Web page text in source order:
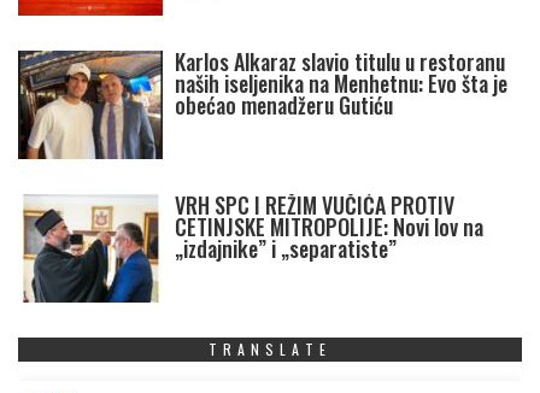
Karlos Alkaraz slavio titulu u restoranu
naših iseljenika na Menhetnu: Evo šta je
obećao menadžeru Gutiću
VRH SPC I REŽIM VUČIĆA PROTIV
CETINJSKE MITROPOLIJE: Novi lov na
„izdajnike” i „separatiste”
TRANSLATE